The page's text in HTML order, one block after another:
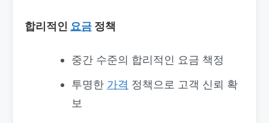
합리적인 요금 정책
중간 수준의 합리적인 요금 책정
투명한 가격 정책으로 고객 신뢰 확
보